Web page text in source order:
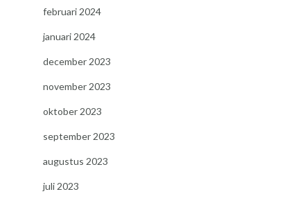
februari 2024
januari 2024
december 2023
november 2023
oktober 2023
september 2023
augustus 2023
juli 2023